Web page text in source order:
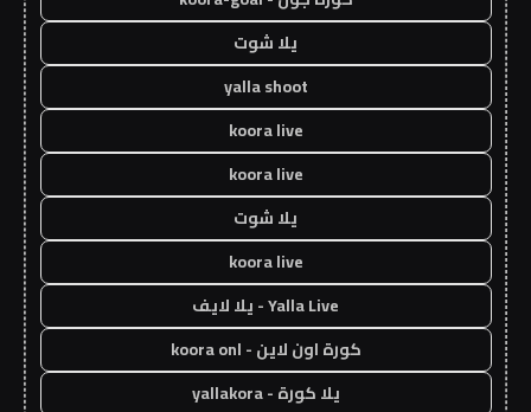
يلا شوت
yalla shoot
koora live
koora live
يلا شوت
koora live
Yalla Live - يلا لايف
كورة اون لاين - koora onl
يلا كورة - yallakora